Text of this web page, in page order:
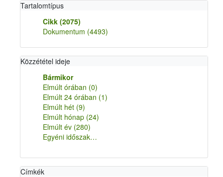
Tartalomtípus
Cikk (2075)
Dokumentum (4493)
Közzététel ideje
Bármikor
Elmúlt órában (0)
Elmúlt 24 órában (1)
Elmúlt hét (9)
Elmúlt hónap (24)
Elmúlt év (280)
Egyéni időszak…
Címkék